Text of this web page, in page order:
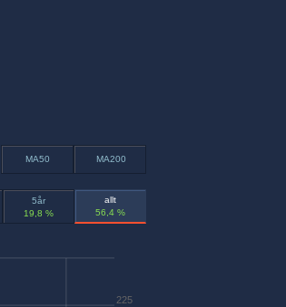
MA50 MA200
5år
19,8 %
allt
56,4 %
225